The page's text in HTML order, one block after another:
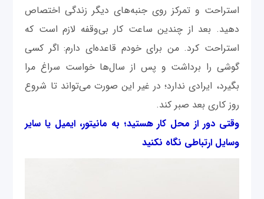
استراحت و تمرکز روی جنبه‌های دیگر زندگی اختصاص
دهید. بعد از چندین ساعت کار بی‌وقفه لازم است که
استراحت کرد. من برای خودم قاعده‌ای دارم: اگر کسی
گوشی را برداشت و پس از سال‌ها خواست سراغ مرا
بگیرد، ایرادی ندارد؛ در غیر این صورت می‌تواند تا شروع
روز کاری بعد صبر کند.
وقتی دور از محل کار هستید؛ به مانیتور، ایمیل یا سایر
وسایل ارتباطی نگاه نکنید